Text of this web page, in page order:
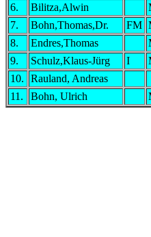
6.
Bilitza,Alwin
7.
Bohn,Thomas,Dr. FM
8.
Endres,Thomas
9.
Schulz,Klaus-Jürg I
10.
Rauland, Andreas
11.
Bohn, Ulrich